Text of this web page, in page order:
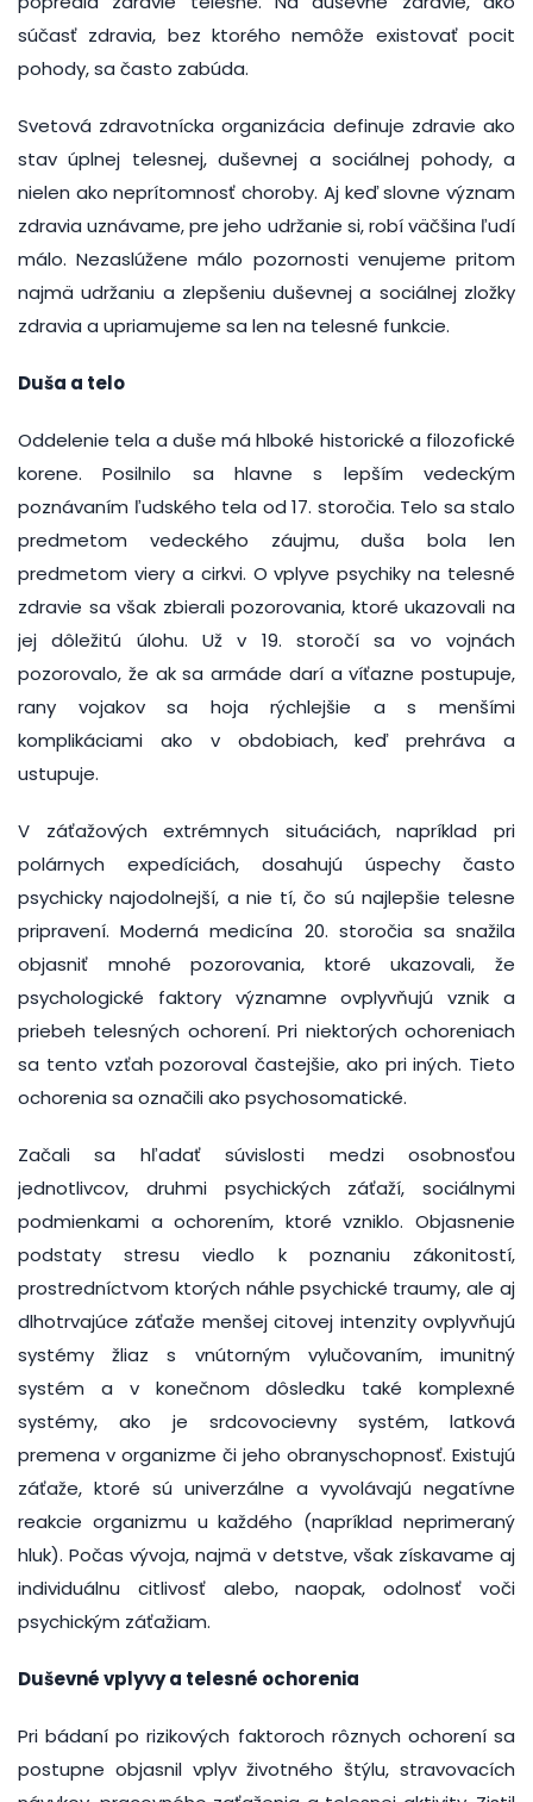
súčasť zdravia, bez ktorého nemôže existovať pocit
pohody, sa často zabúda.
Svetová zdravotnícka organizácia definuje zdravie ako
stav úplnej telesnej, duševnej a sociálnej pohody, a
nielen ako neprítomnosť choroby. Aj keď slovne význam
zdravia uznávame, pre jeho udržanie si, robí väčšina ľudí
málo. Nezaslúžene málo pozornosti venujeme pritom
najmä udržaniu a zlepšeniu duševnej a sociálnej zložky
zdravia a upriamujeme sa len na telesné funkcie.
Duša a telo
Oddelenie tela a duše má hlboké historické a filozofické
korene. Posilnilo sa hlavne s lepším vedeckým
poznávaním ľudského tela od 17. storočia. Telo sa stalo
predmetom vedeckého záujmu, duša bola len
predmetom viery a cirkvi. O vplyve psychiky na telesné
zdravie sa však zbierali pozorovania, ktoré ukazovali na
jej dôležitú úlohu. Už v 19. storočí sa vo vojnách
pozorovalo, že ak sa armáde darí a víťazne postupuje,
rany vojakov sa hoja rýchlejšie a s menšími
komplikáciami ako v obdobiach, keď prehráva a
ustupuje.
V záťažových extrémnych situáciách, napríklad pri
polárnych expedíciách, dosahujú úspechy často
psychicky najodolnejší, a nie tí, čo sú najlepšie telesne
pripravení. Moderná medicína 20. storočia sa snažila
objasniť mnohé pozorovania, ktoré ukazovali, že
psychologické faktory významne ovplyvňujú vznik a
priebeh telesných ochorení. Pri niektorých ochoreniach
sa tento vzťah pozoroval častejšie, ako pri iných. Tieto
ochorenia sa označili ako psychosomatické.
Začali sa hľadať súvislosti medzi osobnosťou
jednotlivcov, druhmi psychických záťaží, sociálnymi
podmienkami a ochorením, ktoré vzniklo. Objasnenie
podstaty stresu viedlo k poznaniu zákonitostí,
prostredníctvom ktorých náhle psychické traumy, ale aj
dlhotrvajúce záťaže menšej citovej intenzity ovplyvňujú
systémy žliaz s vnútorným vylučovaním, imunitný
systém a v konečnom dôsledku také komplexné
systémy, ako je srdcovocievny systém, latková
premena v organizme či jeho obranyschopnosť. Existujú
záťaže, ktoré sú univerzálne a vyvolávajú negatívne
reakcie organizmu u každého (napríklad neprimeraný
hluk). Počas vývoja, najmä v detstve, však získavame aj
individuálnu citlivosť alebo, naopak, odolnosť voči
psychickým záťažiam.
Duševné vplyvy a telesné ochorenia
Pri bádaní po rizikových faktoroch rôznych ochorení sa
postupne objasnil vplyv životného štýlu, stravovacích